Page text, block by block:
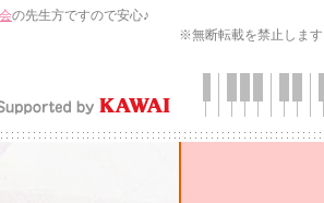
の先生方ですので安心♪
※無断転載を禁止します